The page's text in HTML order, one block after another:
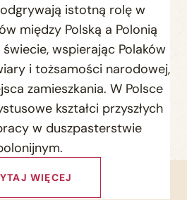
istotną rolę w
między Polską a Polonią
wspierając Polaków
i tożsamości narodowej,
zamieszkania. W Polsce
kształci przyszłych
w duszpasterstwie
WIĘCEJ